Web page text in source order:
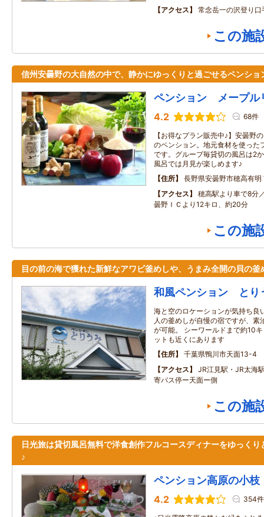
アクセス
常念岳一の沢登り口
この施
信州安曇野の大自然の中で、静かにゆっくりと過ごせるペンショ
ペンション メープル
4.2 68件
【お得なプラン販売中♪】安曇野
のペンション。地元食材を使った
です。グループ毎貸切の風呂は2
風呂では月見が楽しめます♪
住所
長野県安曇野市穂高有明
アクセス
穂高駅より車で8分
曇野ＩＣより12キロ、約20分
この施
目の前の海で獲れた新鮮なアワビ釜めしや、うまみ全開の貝の釜
和風ペンション とり
海と空のロケーションが気持ち良
人の釜めしが自慢の宿ですが、素
が可能。 シーワールドまで約10
ットも近くにあります
住所
千葉県鴨川市天面13-4
アクセス
JR江見駅・JR太海
寄バス停ー天面ー側
この施
日光旅は貸切風呂無料で洋食創作フルコースディナーをゆっくり
♪
ペンション高原の小枝
4.2 354件